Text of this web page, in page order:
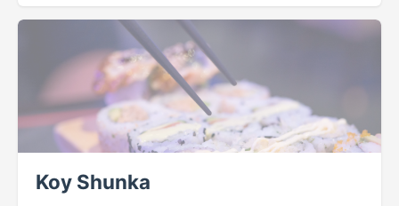
Koy Shunka